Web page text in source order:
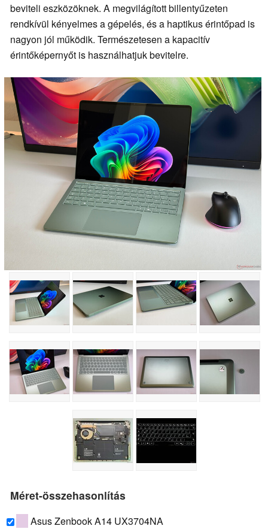
beviteli eszközöknek. A megvilágított billentyűzeten
rendkívül kényelmes a gépelés, és a haptikus érintőpad is
nagyon jól működik. Természetesen a kapacitív
érintőképernyőt is használhatjuk bevitelre.
Méret-összehasonlítás
Asus Zenbook A14 UX3704NA